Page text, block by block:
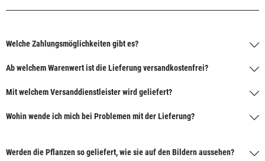
Welche Zahlungsmöglichkeiten gibt es?
Ab welchem Warenwert ist die Lieferung versandkostenfrei?
Mit welchem Versanddienstleister wird geliefert?
Wohin wende ich mich bei Problemen mit der Lieferung?
Werden die Pflanzen so geliefert, wie sie auf den Bildern aussehen?